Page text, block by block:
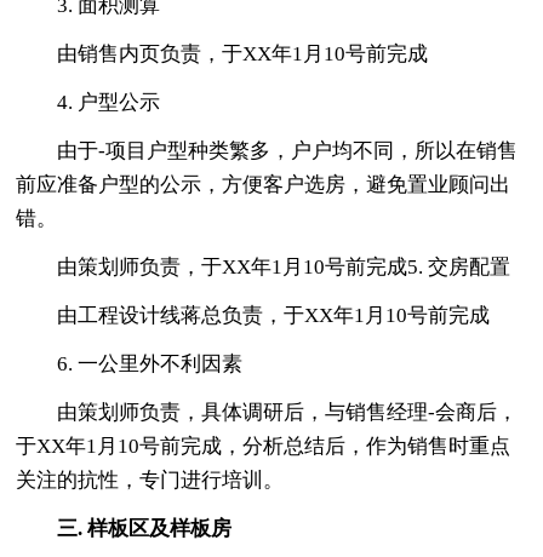
3. 面积测算
由销售内页负责，于XX年1月10号前完成
4. 户型公示
由于-项目户型种类繁多，户户均不同，所以在销售
前应准备户型的公示，方便客户选房，避免置业顾问出
错。
由策划师负责，于XX年1月10号前完成5. 交房配置
由工程设计线蒋总负责，于XX年1月10号前完成
6. 一公里外不利因素
由策划师负责，具体调研后，与销售经理-会商后，
于XX年1月10号前完成，分析总结后，作为销售时重点
关注的抗性，专门进行培训。
三. 样板区及样板房